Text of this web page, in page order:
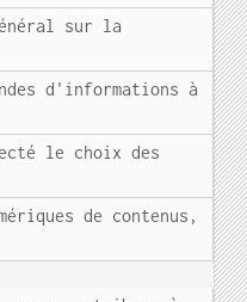
sur la
d'informations à
le choix des
de contenus,